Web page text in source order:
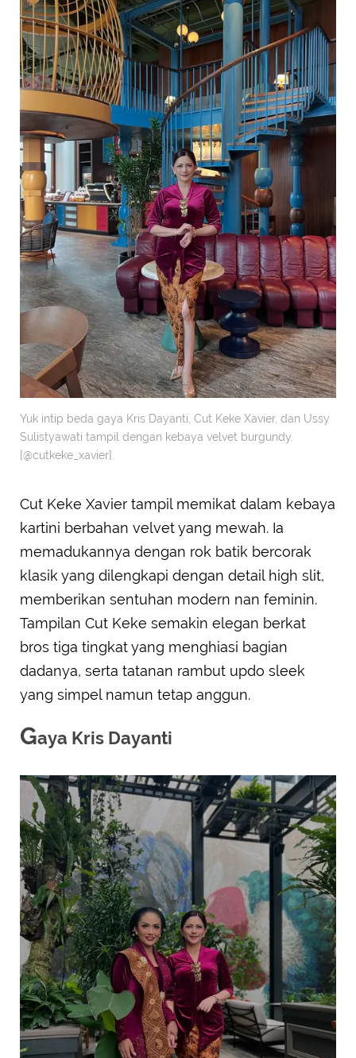
Yuk intip beda gaya Kris Dayanti, Cut Keke Xavier, dan Ussy
Sulistyawati tampil dengan kebaya velvet burgundy.
[@cutkeke_xavier].
Cut Keke Xavier tampil memikat dalam kebaya
kartini berbahan velvet yang mewah. Ia
memadukannya dengan rok batik bercorak
klasik yang dilengkapi dengan detail high slit,
memberikan sentuhan modern nan feminin.
Tampilan Cut Keke semakin elegan berkat
bros tiga tingkat yang menghiasi bagian
dadanya, serta tatanan rambut updo sleek
yang simpel namun tetap anggun.
Gaya Kris Dayanti